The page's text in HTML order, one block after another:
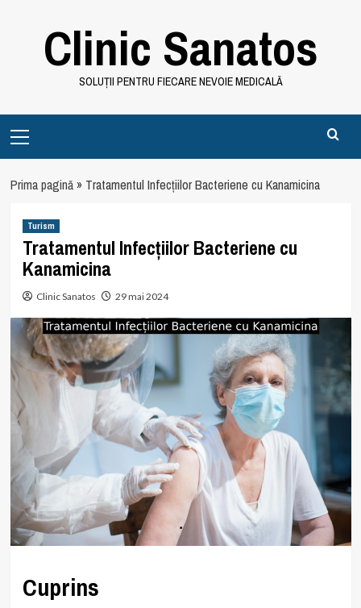
Clinic Sanatos
SOLUȚII PENTRU FIECARE NEVOIE MEDICALĂ
Menu
Prima pagină» Tratamentul Infecțiilor Bacteriene cu Kanamicina
Turism
Tratamentul Infecțiilor Bacteriene cu
Kanamicina
Clinic Sanatos 29 mai 2024
Cuprins